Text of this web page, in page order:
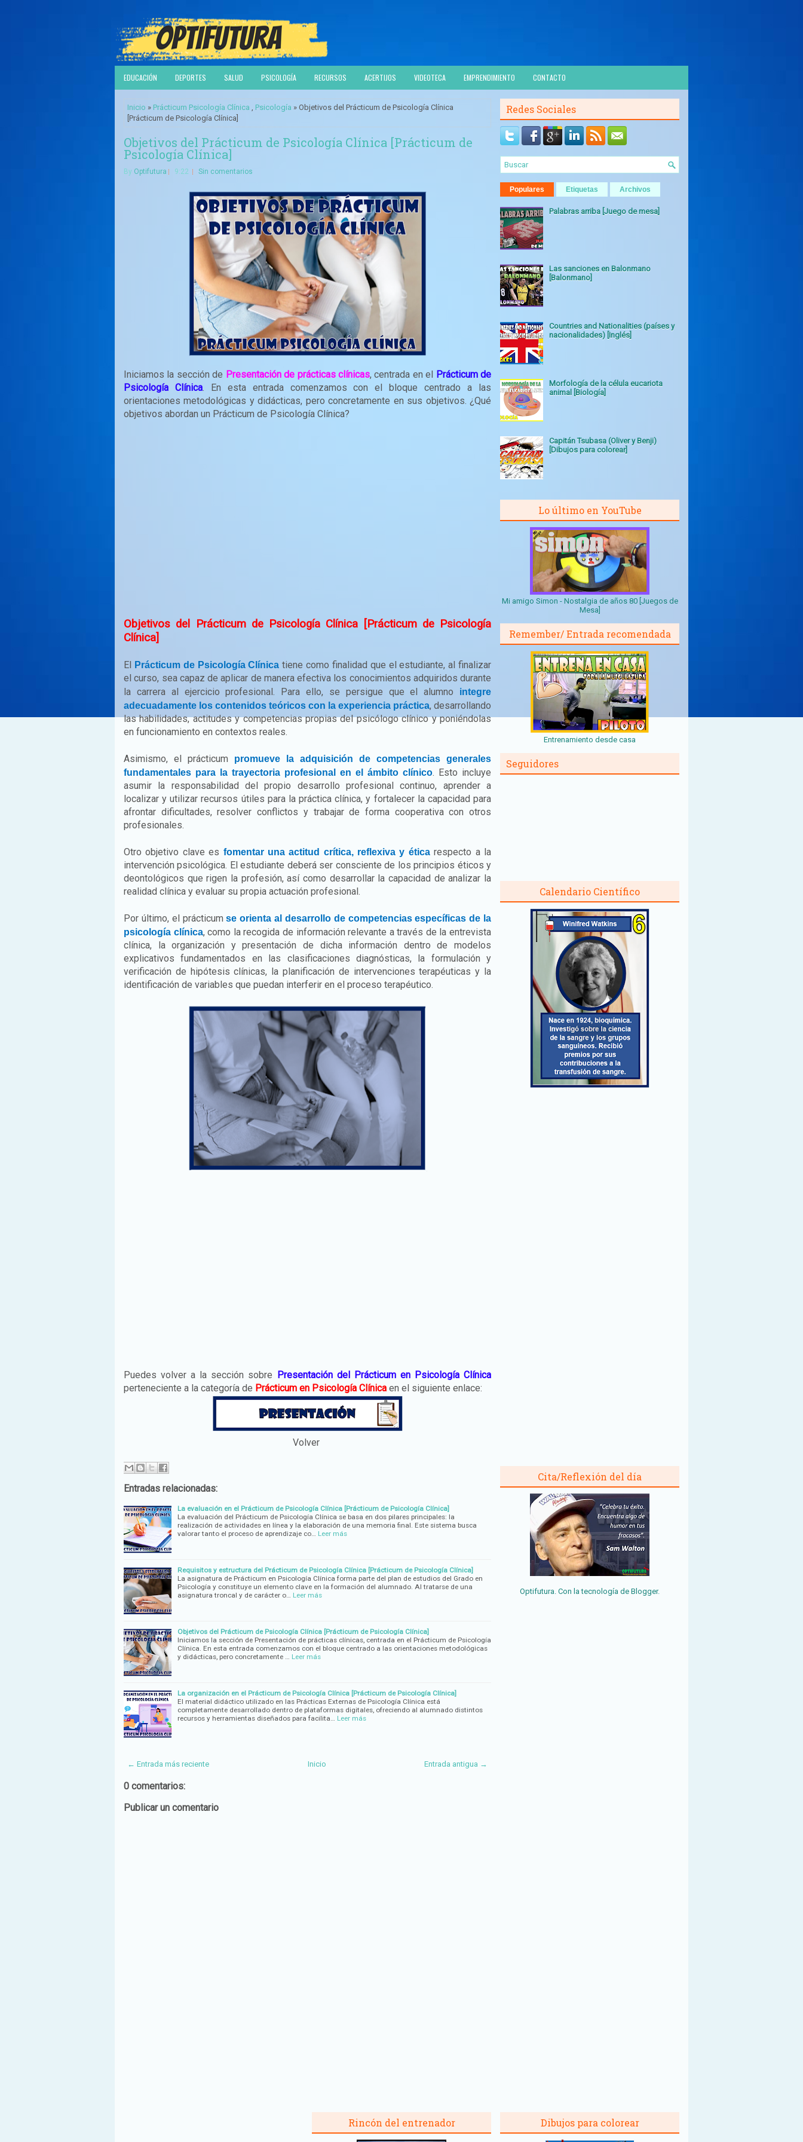
EDUCACIÓN DEPORTES SALUD PSICOLOGÍA RECURSOS ACERTIJOS VIDEOTECA EMPRENDIMIENTO CONTACTO
Inicio » Prácticum Psicología Clínica , Psicología » Objetivos del Prácticum de Psicología Clínica
[Prácticum de Psicología Clínica]
Objetivos del Prácticum de Psicología Clínica [Prácticum de
Psicología Clínica]
By Optifutura 9:22 Sin comentarios
Iniciamos la sección de Presentación de prácticas clínicas, centrada en el Prácticum de
Psicología Clínica. En esta entrada comenzamos con el bloque centrado a las
orientaciones metodológicas y didácticas, pero concretamente en sus objetivos. ¿Qué
objetivos abordan un Prácticum de Psicología Clínica?
Objetivos del Prácticum de Psicología Clínica [Prácticum de Psicología
Clínica]
El Prácticum de Psicología Clínicatiene como finalidad que el estudiante, al finalizar
el curso, sea capaz de aplicar de manera efectiva los conocimientos adquiridos durante
la carrera al ejercicio profesional. Para ello, se persigue que el alumno
integre
adecuadamente los contenidos teóricos con la experiencia práctica, desarrollando
las habilidades, actitudes y competencias propias del psicólogo clínico y poniéndolas
en funcionamiento en contextos reales.
Asimismo, el prácticum
promueve la adquisición de competencias generales
fundamentales para la trayectoria profesional en el ámbito clínico. Esto incluye
asumir la responsabilidad del propio desarrollo profesional continuo, aprender a
localizar y utilizar recursos útiles para la práctica clínica, y fortalecer la capacidad para
afrontar dificultades, resolver conflictos y trabajar de forma cooperativa con otros
profesionales.
Otro objetivo clave es fomentar una actitud crítica, reflexiva y éticarespecto a la
intervención psicológica. El estudiante deberá ser consciente de los principios éticos y
deontológicos que rigen la profesión, así como desarrollar la capacidad de analizar la
realidad clínica y evaluar su propia actuación profesional.
Por último, el prácticumse orienta al desarrollo de competencias específicas de la
psicología clínica, como la recogida de información relevante a través de la entrevista
clínica, la organización y presentación de dicha información dentro de modelos
explicativos fundamentados en las clasificaciones diagnósticas, la formulación y
verificación de hipótesis clínicas, la planificación de intervenciones terapéuticas y la
identificación de variables que puedan interferir en el proceso terapéutico.
Puedes volver a la sección sobre Presentación del Prácticum en Psicología Clínica
perteneciente a la categoría de Prácticum en Psicología Clínica en el siguiente enlace:
Volver
Entradas relacionadas:
La evaluación en el Prácticum de Psicología Clínica [Prácticum de Psicología Clínica]
La evaluación del Prácticum de Psicología Clínica se basa en dos pilares principales: la
realización de actividades en línea y la elaboración de una memoria final. Este sistema busca
valorar tanto el proceso de aprendizaje co…
Leer más
Requisitos y estructura del Prácticum de Psicología Clínica [Prácticum de Psicología Clínica]
La asignatura de Prácticum en Psicología Clínica forma parte del plan de estudios del Grado en
Psicología y constituye un elemento clave en la formación del alumnado. Al tratarse de una
asignatura troncal y de carácter o…
Leer más
Objetivos del Prácticum de Psicología Clínica [Prácticum de Psicología Clínica]
Iniciamos la sección de Presentación de prácticas clínicas, centrada en el Prácticum de Psicología
Clínica. En esta entrada comenzamos con el bloque centrado a las orientaciones metodológicas
y didácticas, pero concretamente …
Leer más
La organización en el Prácticum de Psicología Clínica [Prácticum de Psicología Clínica]
El material didáctico utilizado en las Prácticas Externas de Psicología Clínica está
completamente desarrollado dentro de plataformas digitales, ofreciendo al alumnado distintos
recursos y herramientas diseñados para facilita…
Leer más
← Entrada más reciente Entrada antigua →
Inicio
0 comentarios:
Publicar un comentario
Redes Sociales
Populares Etiquetas Archivos
Palabras arriba [Juego de mesa]
Las sanciones en Balonmano
[Balonmano]
Countries and Nationalities (países y
nacionalidades) [Inglés]
Morfología de la célula eucariota
animal [Biología]
Capitán Tsubasa (Oliver y Benji)
[Dibujos para colorear]
Lo último en YouTube
Mi amigo Simon - Nostalgia de años 80 [Juegos de
Mesa]
Remember/ Entrada recomendada
Entrenamiento desde casa
Seguidores
Calendario Científico
Cita/Reflexión del día
Optifutura. Con la tecnología de Blogger.
Rincón del entrenador Dibujos para colorear